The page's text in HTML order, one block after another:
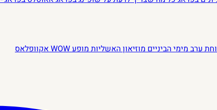
ערב מימי הבינייםמוזיאון האשליותמופע WOW
אקוופלאס